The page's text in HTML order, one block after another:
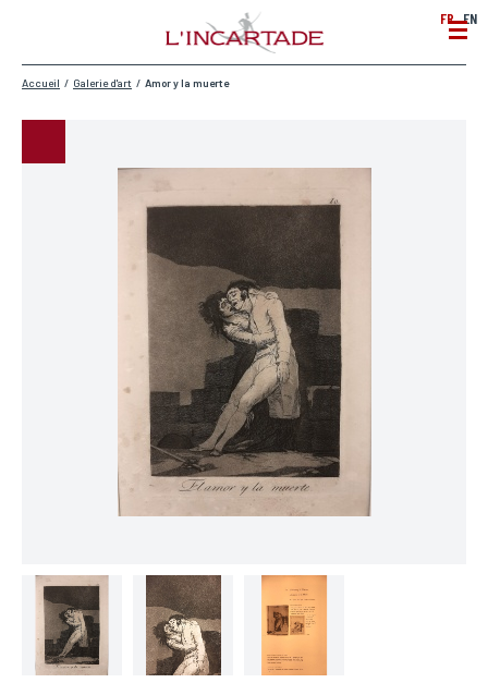
FR EN
Accueil / Galerie d'art / Amor y la muerte